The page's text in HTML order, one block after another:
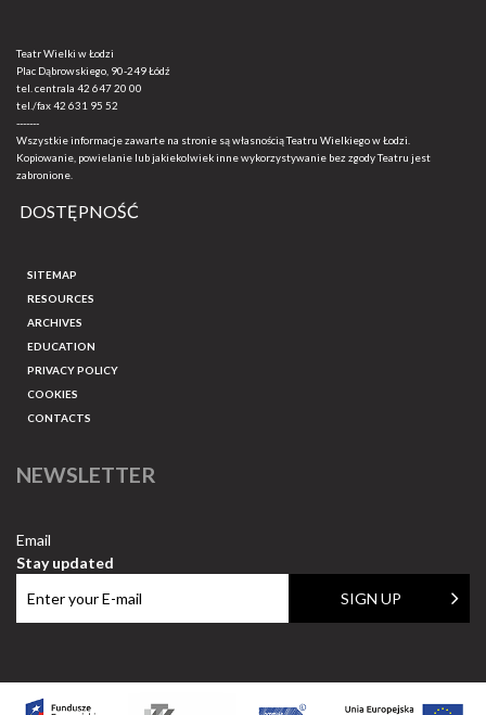
Teatr Wielki w Łodzi
Plac Dąbrowskiego, 90-249 Łódź
tel. centrala 42 647 20 00
tel./fax42 631 95 52
-------
Wszystkie informacje zawarte na stronie są własnością Teatru Wielkiego w Łodzi.
Kopiowanie, powielanie lub jakiekolwiek inne wykorzystywanie bez zgody Teatru jest
zabronione.
DOSTĘPNOŚĆ
SITEMAP
RESOURCES
ARCHIVES
EDUCATION
PRIVACY POLICY
COOKIES
CONTACTS
NEWSLETTER
Email
Stay updated